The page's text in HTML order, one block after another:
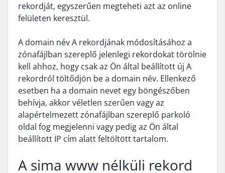
rekordját, egyszerűen megteheti azt az online
felületen keresztül.
A domain név A rekordjának módosításához a
zónafájlban szereplő jelenlegi rekordokat törölnie
kell ahhoz, hogy csak az Ön által beállított új A
rekordról töltődjön be a domain név. Ellenkező
esetben ha a domain nevet egy böngészőben
behívja, akkor véletlen szerűen vagy az
alapértelmezett zónafájlban szereplő parkoló
oldal fog megjelenni vagy pedig az Ön által
beállított IP cím alatt feltöltött tartalom.
A sima www nélküli rekord